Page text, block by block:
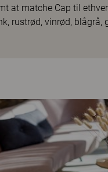
at matche Cap til
rustrød, vinrød, blågrå,